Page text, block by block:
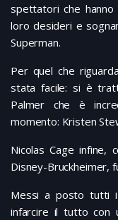
spettatori che hanno
loro desideri e
Superman.
Per quel che
stata facile: si è
Palmer che è
momento: Kristen
Nicolas Cage infine,
Disney-Bruckheimer,
Messi a posto tutti
infarcire il tutto con